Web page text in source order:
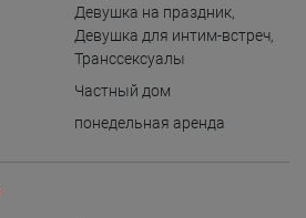
Девушка на праздник,
Девушка для интим-встреч,
Транссексуалы
Частный дом
понедельная аренда